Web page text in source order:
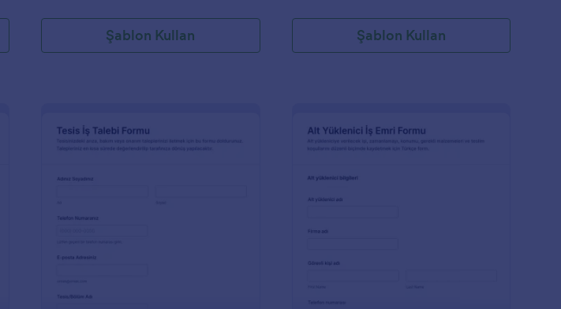
Şablon Kullan Şablon Kullan
: İşletme Bakım Talep Formu